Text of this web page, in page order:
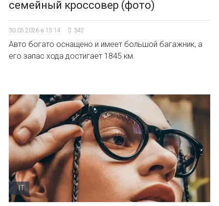
семейный кроссовер (фото)
30.05.2026 в 15:14 342
Авто богато оснащено и имеет большой багажник, а
его запас хода достигает 1845 км.
IT